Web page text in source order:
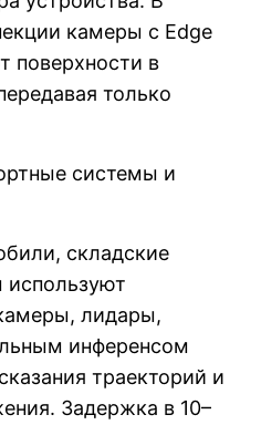
камеры с Edge
поверхности в
только
системы и
складские
используют
лидары,
инференсом
траекторий и
Задержка в 10–